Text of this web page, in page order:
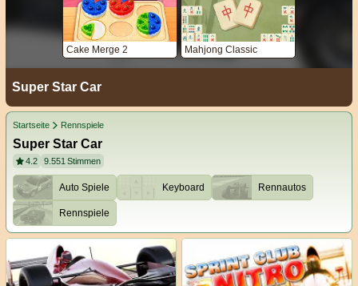
Cake Merge 2 Mahjong Classic
Super Star Car
Startseite Rennspiele
Super Star Car
4.2 9.551 Stimmen
Auto Spiele Keyboard Rennautos
Rennspiele